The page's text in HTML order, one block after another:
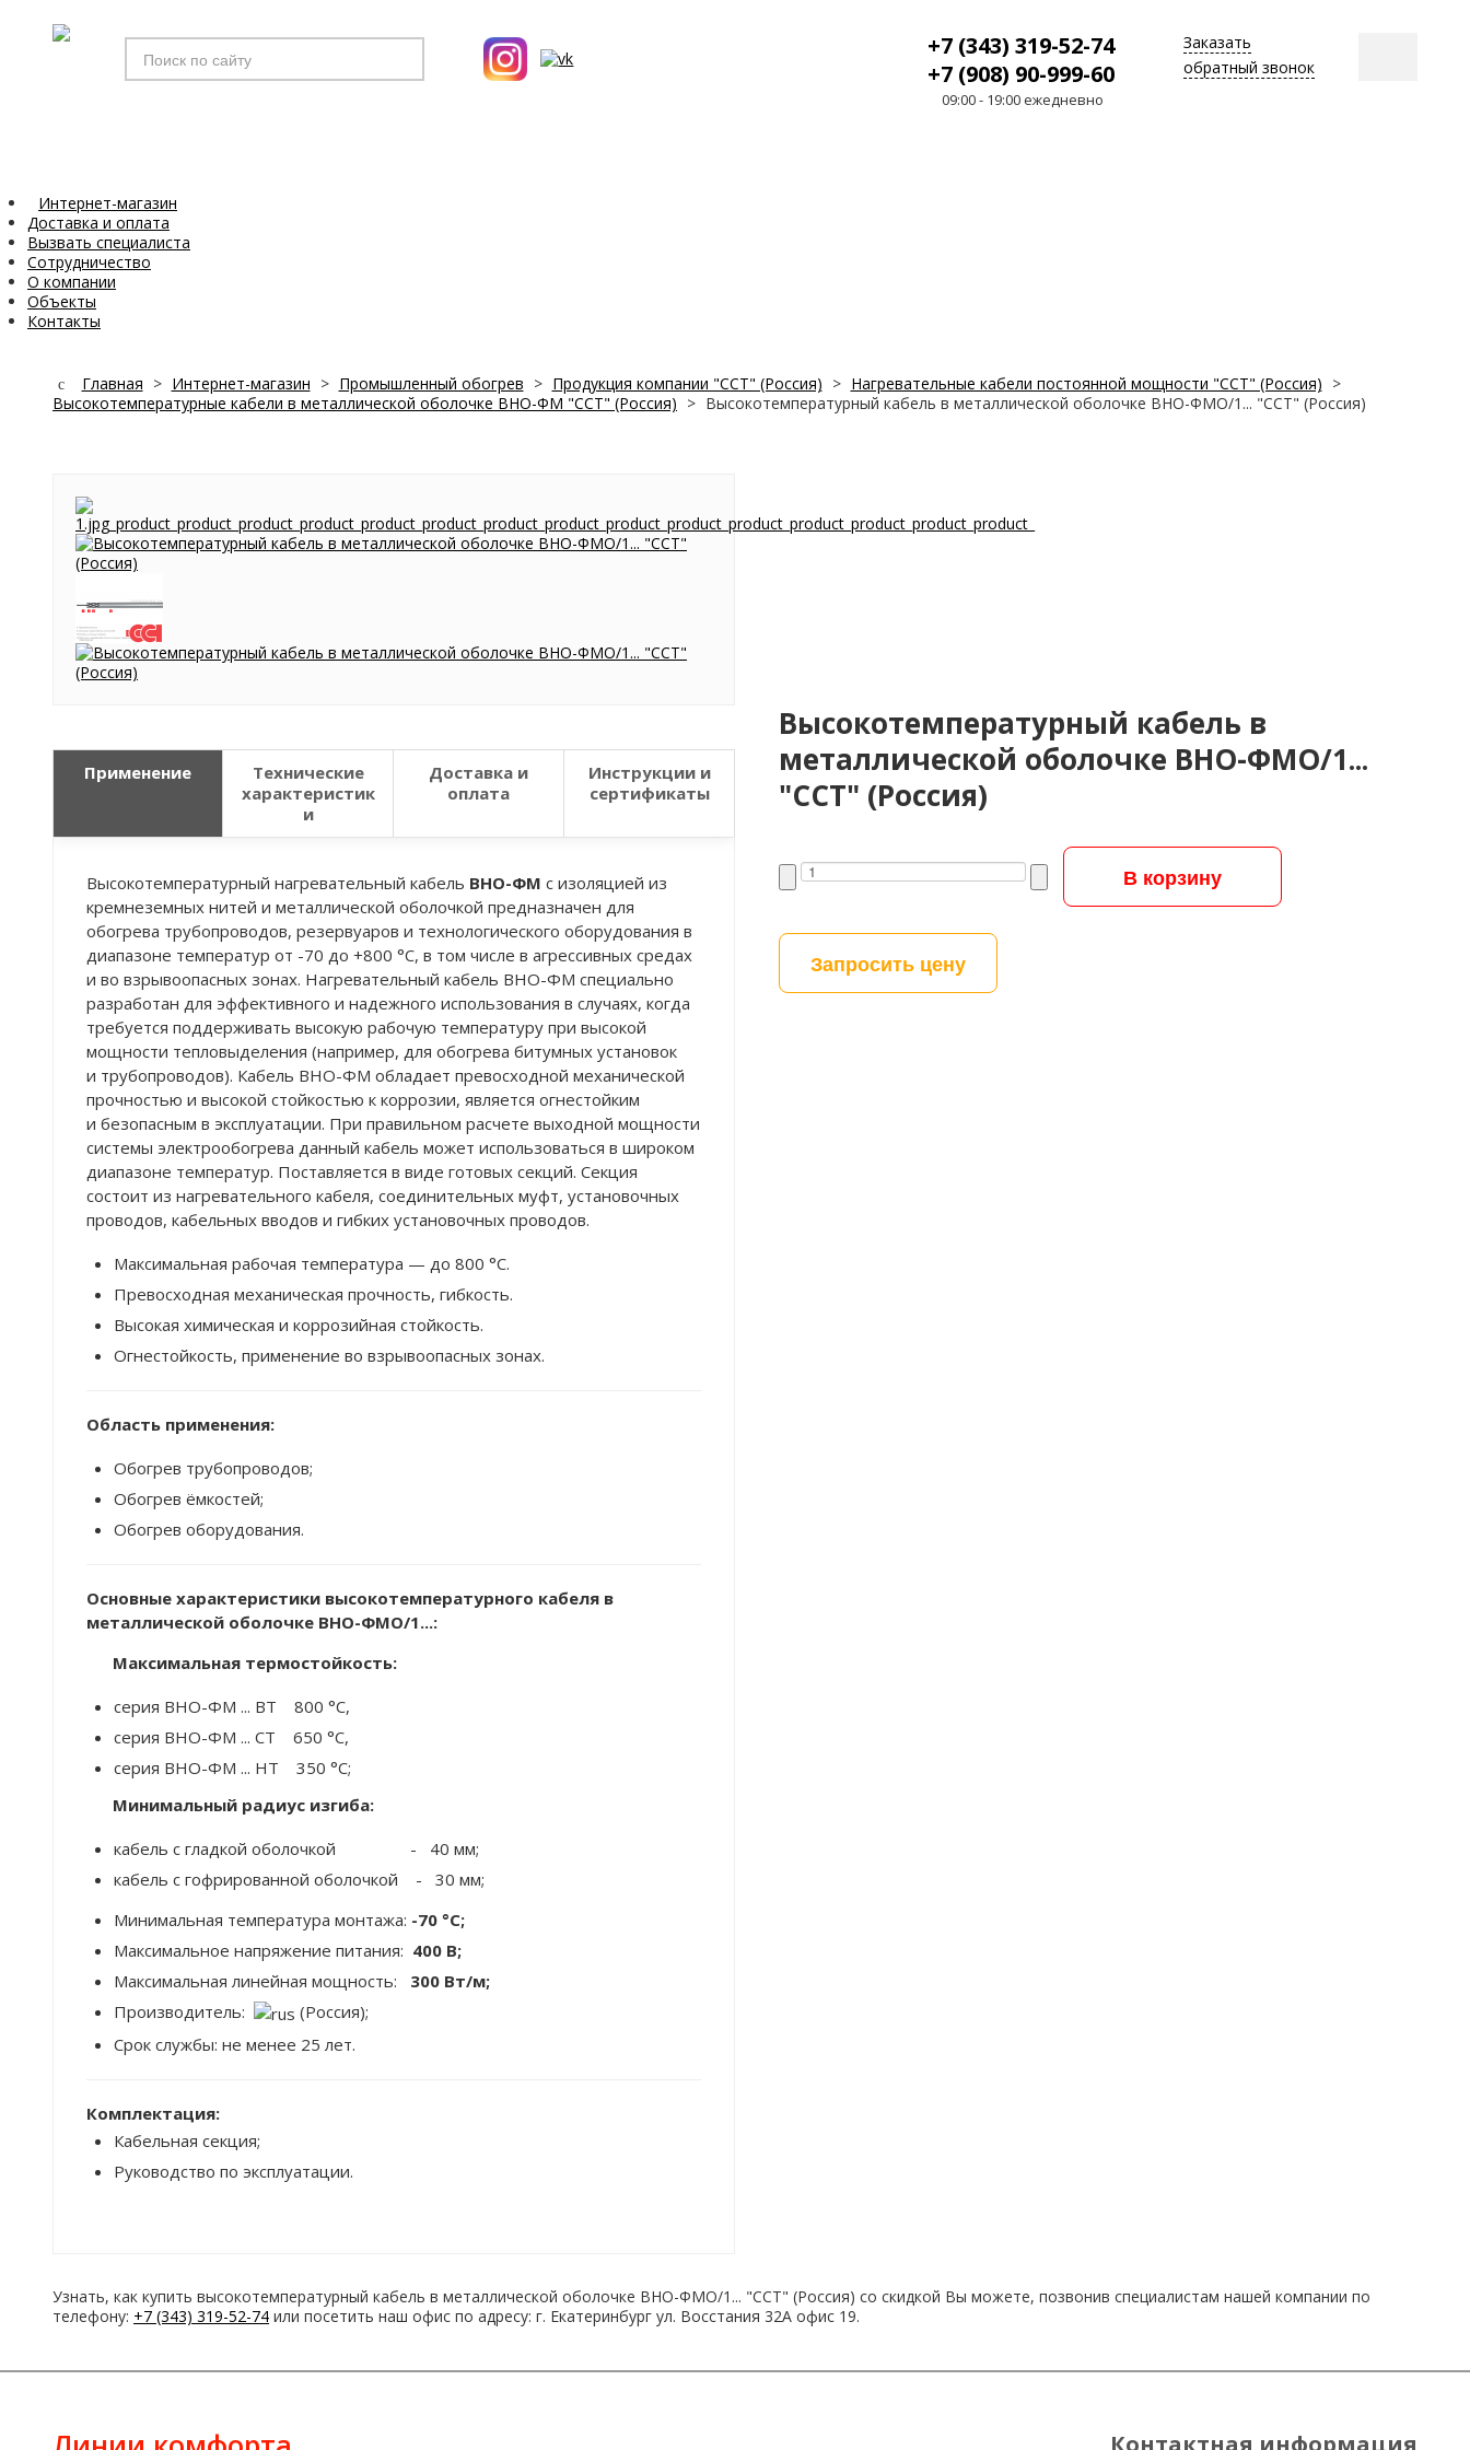
Заказать
обратный звонок
+7 (343) 319-52-74
+7 (908) 90-999-60
09:00 - 19:00 ежедневно
Интернет-магазин
Доставка и оплата
Вызвать специалиста
Сотрудничество
О компании
Объекты
Контакты
Главная > Интернет-магазин > Промышленный обогрев > Продукция компании "ССТ" (Россия) > Нагревательные кабели постоянной мощности "ССТ" (Россия) >
Высокотемпературные кабели в металлической оболочке ВНО-ФМ "ССТ" (Россия) > Высокотемпературный кабель в металлической оболочке ВНО-ФМО/1... "ССТ" (Россия)
Высокотемпературный кабель в
металлической оболочке ВНО-ФМО/1...
"ССТ" (Россия)
Запросить цену
Применение
Технические
характеристик
и
Доставка и
оплата
Инструкции и
сертификаты
Высокотемпературный нагревательный кабель ВНО-ФМ с изоляцией из
кремнеземных нитей и металлической оболочкой предназначен для
обогрева трубопроводов, резервуаров и технологического оборудования в
диапазоне температур от -70 до +800 °С, в том числе в агрессивных средах
и во взрывоопасных зонах. Нагревательный кабель ВНО-ФМ специально
разработан для эффективного и надежного использования в случаях, когда
требуется поддерживать высокую рабочую температуру при высокой
мощности тепловыделения (например, для обогрева битумных установок
и трубопроводов). Кабель ВНО-ФМ обладает превосходной механической
прочностью и высокой стойкостью к коррозии, является огнестойким
и безопасным в эксплуатации. При правильном расчете выходной мощности
системы электрообогрева данный кабель может использоваться в широком
диапазоне температур. Поставляется в виде готовых секций. Секция
состоит из нагревательного кабеля, соединительных муфт, установочных
проводов, кабельных вводов и гибких установочных проводов.
Максимальная рабочая температура — до 800 °C.
Превосходная механическая прочность, гибкость.
Высокая химическая и коррозийная стойкость.
Огнестойкость, применение во взрывоопасных зонах.
Область применения:
Обогрев трубопроводов;
Обогрев ёмкостей;
Обогрев оборудования.
Основные характеристики высокотемпературного кабеля в
металлической оболочке ВНО-ФМО/1...:
Максимальная термостойкость:
серия ВНО-ФМ ... ВТ 800 °С,
серия ВНО-ФМ ... СТ 650 °C,
серия ВНО-ФМ ... НТ 350 °C;
Минимальный радиус изгиба:
кабель с гладкой оболочкой - 40 мм;
кабель с гофрированной оболочкой - 30 мм;
Минимальная температура монтажа: -70 °C;
Максимальное напряжение питания: 400 В;
Максимальная линейная мощность: 300 Вт/м;
Производитель:
(Россия);
Срок службы: не менее 25 лет.
Комплектация:
Кабельная секция;
Руководство по эксплуатации.
Узнать, как купить высокотемпературный кабель в металлической оболочке ВНО-ФМО/1... "ССТ" (Россия) со скидкой Вы можете, позвонив специалистам нашей компании по
телефону: +7 (343) 319-52-74 или посетить наш офис по адресу: г. Екатеринбург ул. Восстания 32А офис 19.
Контактная информация